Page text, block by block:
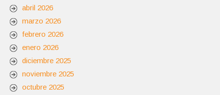
abril 2026
marzo 2026
febrero 2026
enero 2026
diciembre 2025
noviembre 2025
octubre 2025